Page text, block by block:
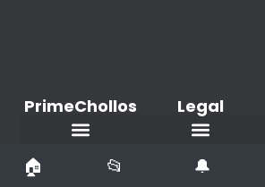
PrimeChollos Legal